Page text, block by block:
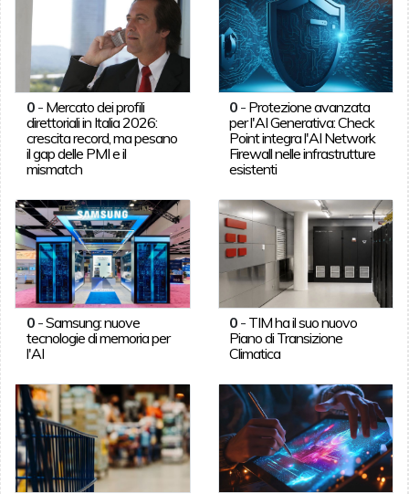
0- Mercato dei profili
direttoriali in Italia 2026:
crescita record, ma pesano
il gap delle PMI e il
mismatch
0 - Protezione avanzata
per l'AI Generativa: Check
Point integra l'AI Network
Firewall nelle infrastrutture
esistenti
0-Samsung: nuove
tecnologie di memoria per
l'AI
0 - TIM ha il suo nuovo
Piano di Transizione
Climatica